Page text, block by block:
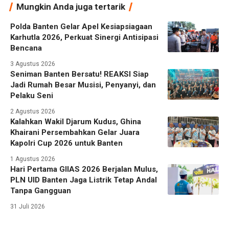
Mungkin Anda juga tertarik
Polda Banten Gelar Apel Kesiapsiagaan
Karhutla 2026, Perkuat Sinergi Antisipasi
Bencana
3 Agustus 2026
Seniman Banten Bersatu! REAKSI Siap
Jadi Rumah Besar Musisi, Penyanyi, dan
Pelaku Seni
2 Agustus 2026
Kalahkan Wakil Djarum Kudus, Ghina
Khairani Persembahkan Gelar Juara
Kapolri Cup 2026 untuk Banten
1 Agustus 2026
Hari Pertama GIIAS 2026 Berjalan Mulus,
PLN UID Banten Jaga Listrik Tetap Andal
Tanpa Gangguan
31 Juli 2026